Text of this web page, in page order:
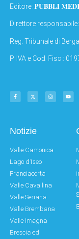
Editore: PUBBLI
Direttore responsabile:
Reg: Tribunale di
P. IVA e Cod. Fisc.:
Notizie
Valle Camonica
Lago d'Iseo
Franciacorta
Valle Cavallina
Valle Seriana
Valle Brembana
Valle Imagna
Brescia ed